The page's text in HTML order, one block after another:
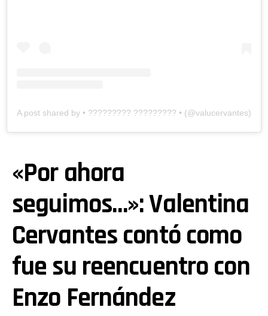
A post shared by • ????????? ????????? • (@valucervantes)
«Por ahora
seguimos…»: Valentina
Cervantes contó como
fue su reencuentro con
Enzo Fernández